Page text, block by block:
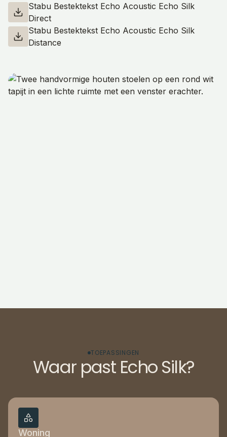
Stabu Bestektekst Echo Acoustic Echo Silk
Direct
Stabu Bestektekst Echo Acoustic Echo Silk
Distance
TOEPASSINGEN
Waar past Echo Silk?
Woning